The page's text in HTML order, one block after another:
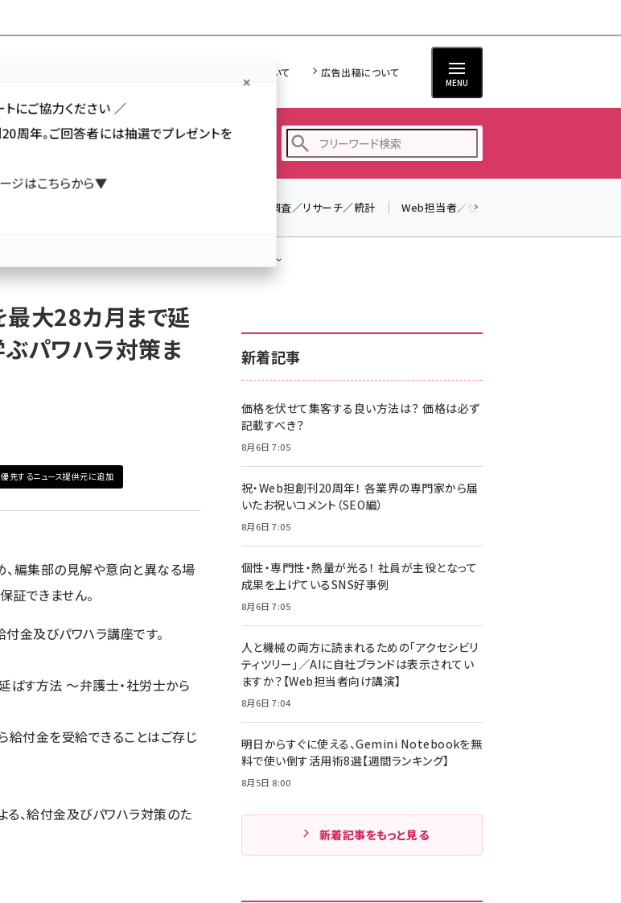
Web担について 広告出稿について
MENU
から探す セミナー／イベント から探す
z世代 (1622)
meo (1275)
調査／リサーチ／統計 Web担当者／仕事
28カ月まで延ばす方法〜弁護士・社労士から学ぶパワハラ対策まで〜
大28カ月まで延
パワハラ対策ま
優先するニュース提供元に追加
編集部の見解や意向と異なる場
証できません。
金及びパワハラ講座です。
ばす方法 〜弁護士・社労士から
給付金を受給できることはご存じ
、給付金及びパワハラ対策のた
新着記事
価格を伏せて集客する良い方法は？ 価格は必ず
記載すべき？
8月6日 7:05
祝・Web担創刊20周年！ 各業界の専門家から届
いたお祝いコメント（SEO編）
8月6日 7:05
個性・専門性・熱量が光る！ 社員が主役となって
成果を上げているSNS好事例
8月6日 7:05
人と機械の両方に読まれるための「アクセシビリ
ティツリー」／AIに自社ブランドは表示されてい
ますか？【Web担当者向け講演】
8月6日 7:04
明日からすぐに使える、Gemini Notebookを無
料で使い倒す活用術8選【週間ランキング】
8月5日 8:00
新着記事をもっと見る
にご協力ください ／
周年。ご回答者には抽選でプレゼントを
ジはこちらから▼